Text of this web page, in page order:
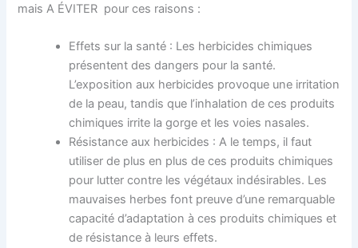
mais A ÉVITER pour ces raisons :
Effets sur la santé : Les herbicides chimiques
présentent des dangers pour la santé.
L’exposition aux herbicides provoque une irritation
de la peau, tandis que l’inhalation de ces produits
chimiques irrite la gorge et les voies nasales.
Résistance aux herbicides : A le temps, il faut
utiliser de plus en plus de ces produits chimiques
pour lutter contre les végétaux indésirables. Les
mauvaises herbes font preuve d’une remarquable
capacité d’adaptation à ces produits chimiques et
de résistance à leurs effets.